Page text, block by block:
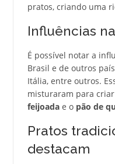
pratos, criando uma
Influências
É possível notar a
Brasil e de outros
Itália, entre outros.
misturaram para
feijoadae o pão de
Pratos
destacam